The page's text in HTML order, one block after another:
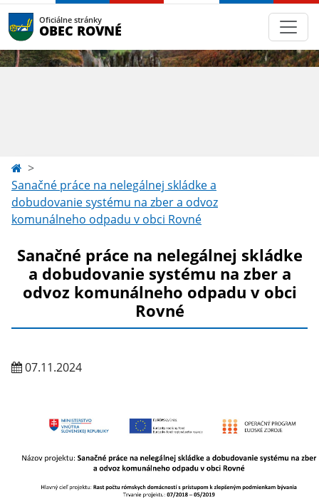
Oficiálne stránky
OBEC ROVNÉ
Sanačné práce na nelegálnej skládke a
dobudovanie systému na zber a odvoz
komunálneho odpadu v obci Rovné
Sanačné práce na nelegálnej skládke
a dobudovanie systému na zber a
odvoz komunálneho odpadu v obci
Rovné
07.11.2024